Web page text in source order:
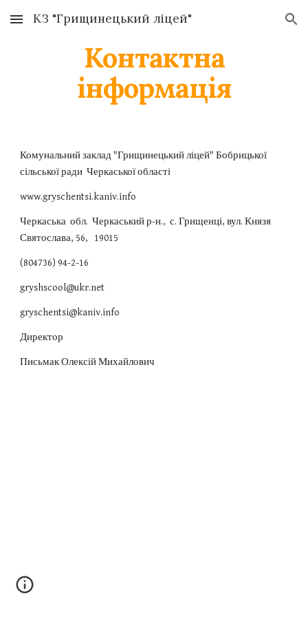
Skip to main content Skip to navigation
КЗ "Грищинецький ліцей"
Контактна
інформація
Комунальний заклад "Грищинецький ліцей" Бобрицької
сільської ради Черкаської області
www.gryschentsi.kaniv.info
Черкаська обл. Черкаський р-н., с. Грищенці, вул. Князя
Святослава, 56, 19015
(804736) 94-2-16
gryshscool@ukr.net
gryschentsi@kaniv.info
Директор
Письмак Олексій Михайлович